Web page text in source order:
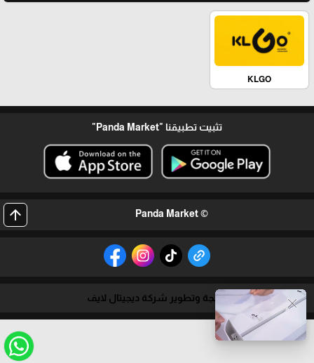
close
KLGO
تثبيت تطبيقنا "Panda Market"
© Panda Market
arrow_upward
برمجة وتطوير شركة ديجيتال لايف